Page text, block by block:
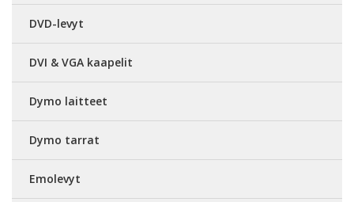
DVD-levyt
DVI & VGA kaapelit
Dymo laitteet
Dymo tarrat
Emolevyt